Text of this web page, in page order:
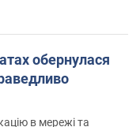
обернулася
в мережі та